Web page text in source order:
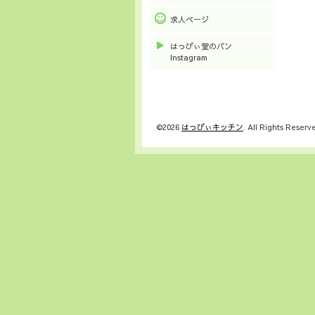
求人ページ
はっぴぃ堂のパン
Instagram
©2026 はっぴぃキッチン. All Rights